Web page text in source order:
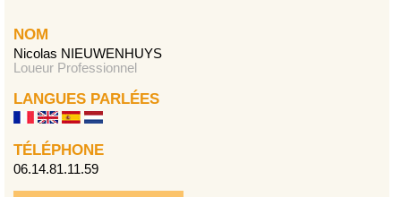
NOM
Nicolas NIEUWENHUYS
Loueur Professionnel
LANGUES PARLÉES
TÉLÉPHONE
06.14.81.11.59